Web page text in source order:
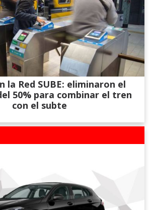
la Red SUBE: eliminaron el
50% para combinar el tren
con el subte